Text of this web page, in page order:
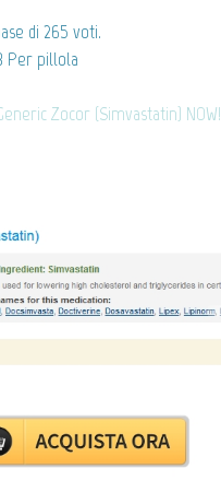
di 265 voti.
Per pillola
Zocor (Simvastatin) NOW!